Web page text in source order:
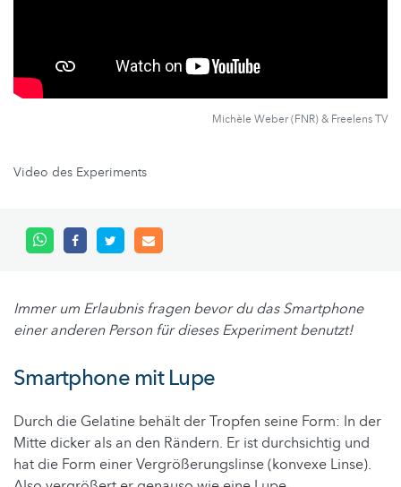
Michèle Weber (FNR) & Freelens TV
Video des Experiments
Immer um Erlaubnis fragen bevor du das Smartphone
einer anderen Person für dieses Experiment benutzt!
Smartphone mit Lupe
Durch die Gelatine behält der Tropfen seine Form: In der
Mitte dicker als an den Rändern. Er ist durchsichtig und
hat die Form einer Vergrößerungslinse (konvexe Linse).